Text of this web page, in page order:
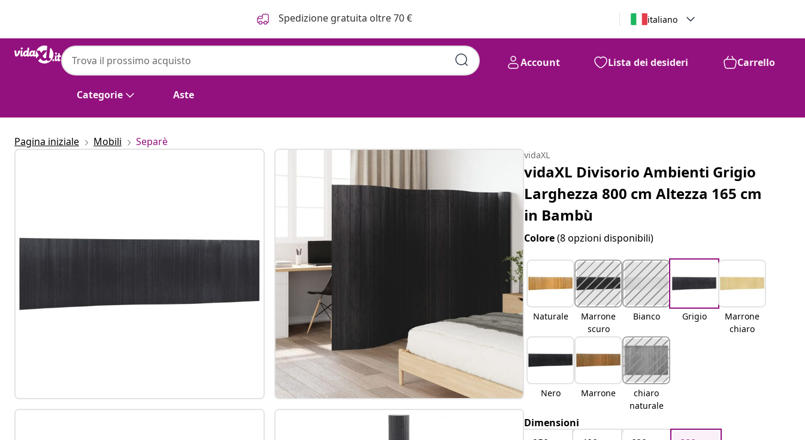
Spedizione gratuita oltre 70 € italiano
Categorie Aste
Account Lista dei desideri Carrello
Pagina iniziale Mobili Separè
vidaXL
vidaXL Divisorio Ambienti Grigio
Larghezza 800 cm Altezza 165 cm
in Bambù
Colore(8 opzioni disponibili)
Naturale
Marrone
scuro
Bianco Grigio
Marrone
chiaro
Nero Marrone
chiaro
naturale
Dimensioni